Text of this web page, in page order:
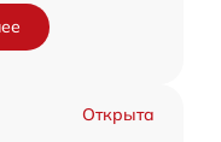
Открыта